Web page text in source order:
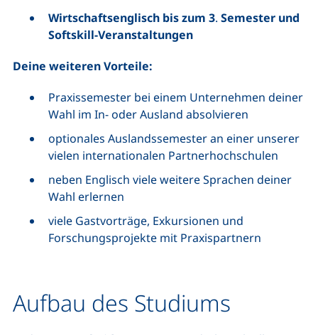
Wirtschaftsenglisch bis zum 3. Semester und
Softskill-Veranstaltungen
Deine weiteren Vorteile:
Praxissemester bei einem Unternehmen deiner
Wahl im In- oder Ausland absolvieren
optionales Auslandssemester an einer unserer
vielen internationalen Partnerhochschulen
neben Englisch viele weitere Sprachen deiner
Wahl erlernen
viele Gastvorträge, Exkursionen und
Forschungsprojekte mit Praxispartnern
Aufbau des Studiums